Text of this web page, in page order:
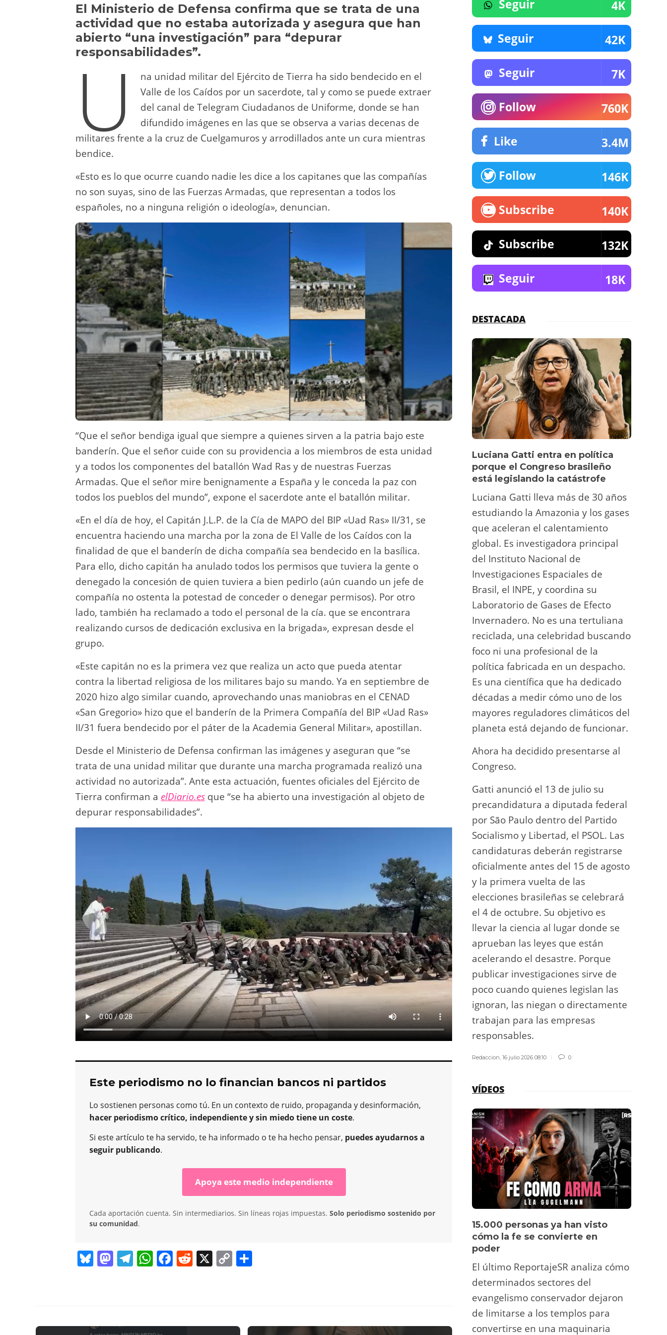
y
d
o
n
a
m
A
p
p
b
o
o
t
Li
n
k
ar
tir
El Ministerio de Defensa confirma que se trata de una
actividad que no estaba autorizada y asegura que han
abierto “una investigación” para “depurar
responsabilidades”.
U
na unidad militar del Ejército de Tierra ha sido bendecido en el
Valle de los Caídos por un sacerdote, tal y como se puede extraer
del canal de Telegram Ciudadanos de Uniforme, donde se han
difundido imágenes en las que se observa a varias decenas de
militares frente a la cruz de Cuelgamuros y arrodillados ante un cura mientras
bendice.
«Esto es lo que ocurre cuando nadie les dice a los capitanes que las compañías
no son suyas, sino de las Fuerzas Armadas, que representan a todos los
españoles, no a ninguna religión o ideología», denuncian.
“Que el señor bendiga igual que siempre a quienes sirven a la patria bajo este
banderín. Que el señor cuide con su providencia a los miembros de esta unidad
y a todos los componentes del batallón Wad Ras y de nuestras Fuerzas
Armadas. Que el señor mire benignamente a España y le conceda la paz con
todos los pueblos del mundo”, expone el sacerdote ante el batallón militar.
«En el día de hoy, el Capitán J.L.P. de la Cía de MAPO del BIP «Uad Ras» II/31, se
encuentra haciendo una marcha por la zona de El Valle de los Caídos con la
finalidad de que el banderín de dicha compañía sea bendecido en la basílica.
Para ello, dicho capitán ha anulado todos los permisos que tuviera la gente o
denegado la concesión de quien tuviera a bien pedirlo (aún cuando un jefe de
compañía no ostenta la potestad de conceder o denegar permisos). Por otro
lado, también ha reclamado a todo el personal de la cía. que se encontrara
realizando cursos de dedicación exclusiva en la brigada», expresan desde el
grupo.
«Este capitán no es la primera vez que realiza un acto que pueda atentar
contra la libertad religiosa de los militares bajo su mando. Ya en septiembre de
2020 hizo algo similar cuando, aprovechando unas maniobras en el CENAD
«San Gregorio» hizo que el banderín de la Primera Compañía del BIP «Uad Ras»
II/31 fuera bendecido por el páter de la Academia General Militar», apostillan.
Desde el Ministerio de Defensa confirman las imágenes y aseguran que “se
trata de una unidad militar que durante una marcha programada realizó una
actividad no autorizada”. Ante esta actuación, fuentes oficiales del Ejército de
Tierra confirman a elDiario.es que “se ha abierto una investigación al objeto de
depurar responsabilidades”.
Este periodismo no lo financian bancos ni partidos
Lo sostienen personas como tú. En un contexto de ruido, propaganda y desinformación,
hacer periodismo crítico, independiente y sin miedo tiene un coste.
Si este artículo te ha servido, te ha informado o te ha hecho pensar, puedes ayudarnos a
seguir publicando.
Apoya este medio independiente
Cada aportación cuenta. Sin intermediarios. Sin líneas rojas impuestas. Solo periodismo sostenido por
su comunidad.
Bl
y
M
d
T
a
W
A
F
b
R
t
X
C
Li ar
Seguir 4K
Seguir 42K
Seguir 7K
Follow 760K
Like 3.4M
Follow 146K
Subscribe 140K
Subscribe 132K
Seguir 18K
DESTACADA
Luciana Gatti entra en política
porque el Congreso brasileño
está legislando la catástrofe
Luciana Gatti lleva más de 30 años
estudiando la Amazonia y los gases
que aceleran el calentamiento
global. Es investigadora principal
del Instituto Nacional de
Investigaciones Espaciales de
Brasil, el INPE, y coordina su
Laboratorio de Gases de Efecto
Invernadero. No es una tertuliana
reciclada, una celebridad buscando
foco ni una profesional de la
política fabricada en un despacho.
Es una científica que ha dedicado
décadas a medir cómo uno de los
mayores reguladores climáticos del
planeta está dejando de funcionar.
Ahora ha decidido presentarse al
Congreso.
Gatti anunció el 13 de julio su
precandidatura a diputada federal
por São Paulo dentro del Partido
Socialismo y Libertad, el PSOL. Las
candidaturas deberán registrarse
oficialmente antes del 15 de agosto
y la primera vuelta de las
elecciones brasileñas se celebrará
el 4 de octubre. Su objetivo es
llevar la ciencia al lugar donde se
aprueban las leyes que están
acelerando el desastre. Porque
publicar investigaciones sirve de
poco cuando quienes legislan las
ignoran, las niegan o directamente
trabajan para las empresas
responsables.
Redaccion ,16 julio 2026 08:10 0
VÍDEOS
15.000 personas ya han visto
cómo la fe se convierte en
poder
El último ReportajeSR analiza cómo
determinados sectores del
evangelismo conservador dejaron
de limitarse a los templos para
convertirse en una maquinaria